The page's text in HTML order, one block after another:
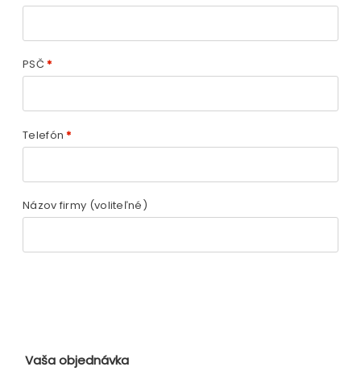
PSČ*
Telefón*
Názov firmy (voliteľné)
Vaša objednávka